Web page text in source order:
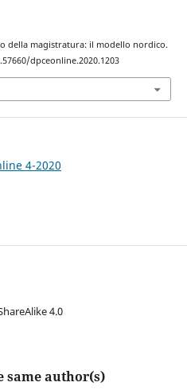
della magistratura: il modello nordico.
dpceonline.2020.1203
4-2020
4.0
same author(s)